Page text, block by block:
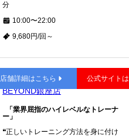
分
10:00〜22:00
9,680円/回～
銀座
BEYOND銀座店
「業界屈指のハイレベルなトレーナ
ー」
❝正しいトレーニング方法を身に付け
店舗詳細はこちら 公式サイト